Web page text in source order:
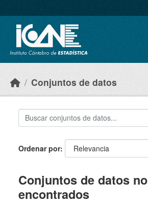
Conjuntos de datos
Ordenar por
Conjuntos de datos no
encontrados